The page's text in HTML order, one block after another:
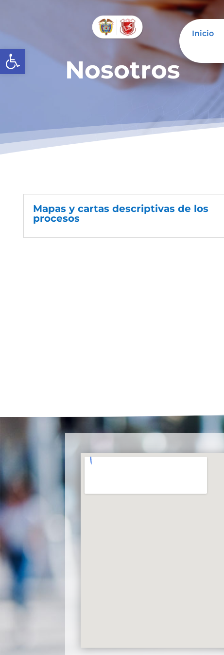
Abrir barra de herramientas
Inicio
Nosotros
Mapas y cartas descriptivas de los
procesos